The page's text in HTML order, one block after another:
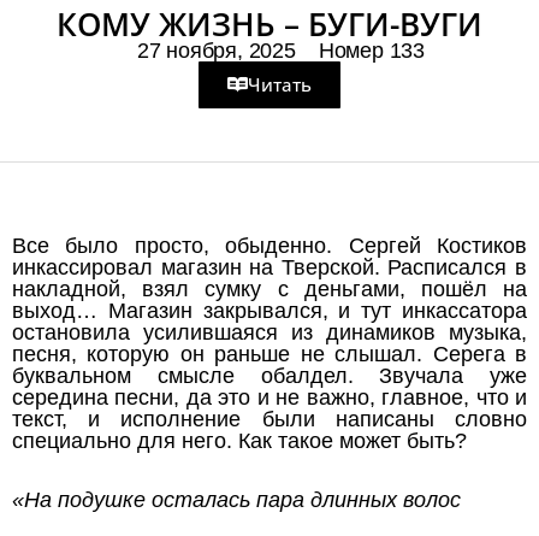
КОМУ ЖИЗНЬ – БУГИ-ВУГИ
27 ноября, 2025
Номер 133
Читать
Все было просто, обыденно. Сергей Костиков
инкассировал магазин на Тверской. Расписался в
накладной, взял сумку с деньгами, пошёл на
выход… Магазин закрывался, и тут инкассатора
остановила усилившаяся из динамиков музыка,
песня, которую он раньше не слышал. Серега в
буквальном смысле обалдел. Звучала уже
середина песни, да это и не важно, главное, что и
текст, и исполнение были написаны словно
специально для него. Как такое может быть?
«На подушке осталась пара длинных волос